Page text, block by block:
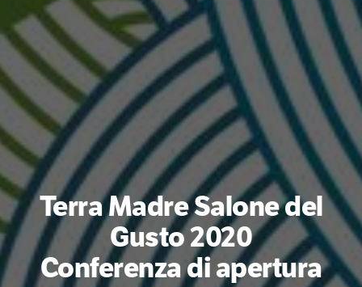
Terra Madre Salone del
Gusto 2020
Conferenza di apertura